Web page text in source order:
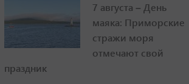
7 августа – День
маяка: Приморские
стражи моря
отмечают свой
праздник